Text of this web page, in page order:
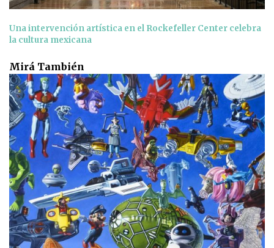
Una intervención artística en el Rockefeller Center celebra
la cultura mexicana
Mirá También